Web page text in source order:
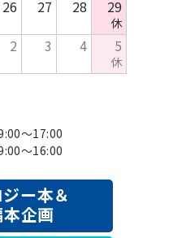
26 27 28 29
休
2 3 4 5
休
～17:00
～16:00
ー本＆
企画